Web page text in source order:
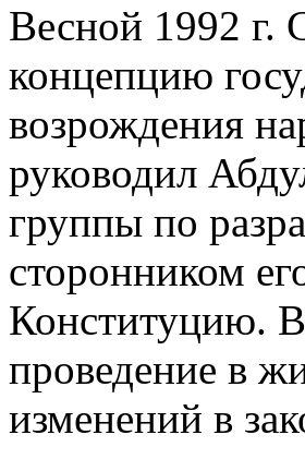
Весной 1992 г.
концепцию
возрождения
руководил
группы по
сторонником
Конституцию.
проведение в
изменений в